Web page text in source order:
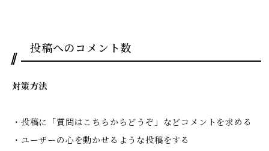
投稿へのコメント数
対策方法
・投稿に「質問はこちらからどうぞ」などコメントを求める
・ユーザーの心を動かせるような投稿をする